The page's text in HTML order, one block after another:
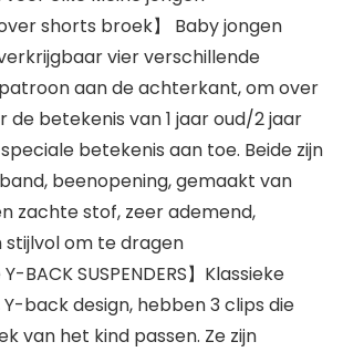
shorts broek】 Baby jongen
vier verschillende
aan de achterkant, om over
de betekenis van 1 jaar oud/2 jaar
betekenis aan toe. Beide zijn
beenopening, gemaakt van
zachte stof, zeer ademend,
om te dragen
BACK SUSPENDERS】Klassieke
back design, hebben 3 clips die
van het kind passen. Ze zijn